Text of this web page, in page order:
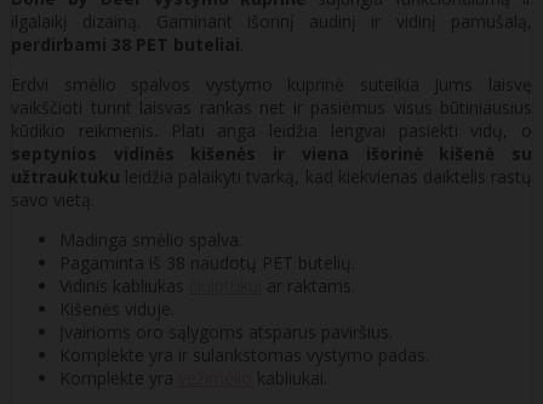
ilgalaikį dizainą. Gaminant išorinį audinį ir vidinį pamušalą,
perdirbami 38 PET buteliai
Erdvi smėlio spalvos vystymo kuprinė suteikia Jums laisvę
vaikščioti turint laisvas rankas net ir pasiėmus visus būtiniausius
kūdikio reikmenis. Plati anga leidžia lengvai pasiekti vidų, o
septynios vidinės kišenės ir viena išorinė kišenė su
užtrauktuku leidžia palaikyti tvarką, kad kiekvienas daiktelis rastų
savo vietą.
Madinga smėlio spalva.
Pagaminta iš 38 naudotų PET butelių.
Vidinis kabliukas
ar raktams.
Kišenės viduje.
Įvairioms oro sąlygoms atsparus paviršius.
Komplekte yra ir sulankstomas vystymo padas.
Komplekte yra
kabliukai.